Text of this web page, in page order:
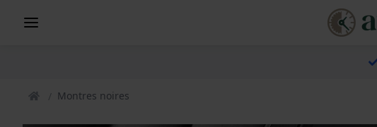
Montres noires